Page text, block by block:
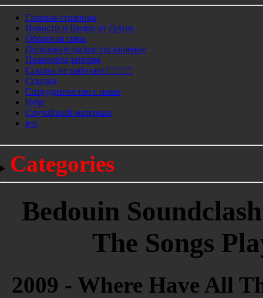
Главная страница
Новости и Видео от Групп
Обратная связь
Пользовательское соглашение
Правообладателям
Ссылка не работает?!?!?!?!
Ссылки
Сотрудничество с нами
Help
Cлучайный материал
test
Categories
Bedouin
The Songs
2009 - Where Have All